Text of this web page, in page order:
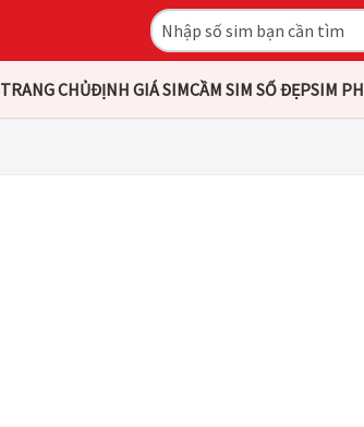
TRANG CHỦĐỊNH GIÁ SIMCẦM SIM SỐ ĐẸPSIM